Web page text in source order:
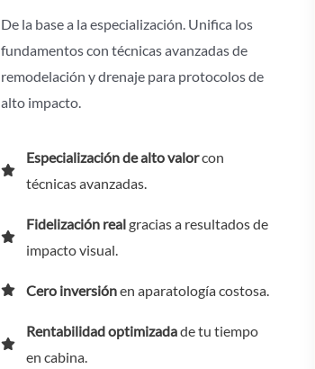
De la base a la especialización. Unifica los
fundamentos con técnicas avanzadas de
remodelación y drenaje para protocolos de
alto impacto.
Especialización de alto valorcon
técnicas avanzadas.
Fidelización realgracias a resultados de
impacto visual.
Cero inversiónen aparatología costosa.
Rentabilidad optimizadade tu tiempo
en cabina.